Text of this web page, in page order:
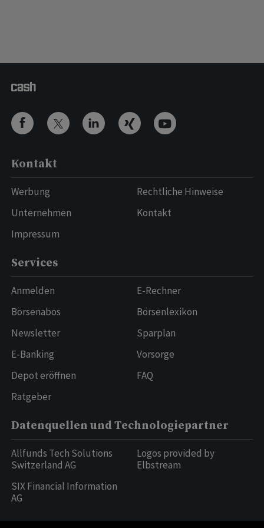
Kontakt
Werbung
Unternehmen
Impressum
Rechtliche Hinweise
Kontakt
Services
Anmelden
Börsenabos
Newsletter
E-Banking
Depot eröffnen
Ratgeber
E-Rechner
Börsenlexikon
Sparplan
Vorsorge
FAQ
Datenquellen und Technologiepartner
Allfunds Tech Solutions
Switzerland AG
SIX Financial Information
AG
Logos provided by
Elbstream